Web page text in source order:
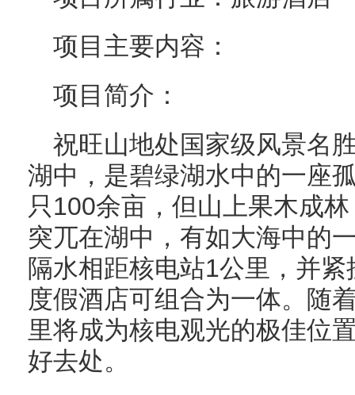
项目主要内容：
项目简介：
祝旺山地处国家级风景名
湖中，是碧绿湖水中的一座
只100余亩，但山上果木成
突兀在湖中，有如大海中的
隔水相距核电站1公里，并
度假酒店可组合为一体。随
里将成为核电观光的极佳位
好去处。